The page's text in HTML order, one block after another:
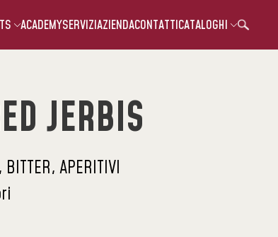
ACADEMYSERVIZIAZIENDACONTATTICATALOGHI
JERBIS
APERITIVI